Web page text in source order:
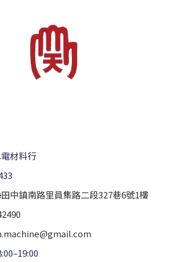
材料行
中鎮南路里員集路二段327巷6號1樓